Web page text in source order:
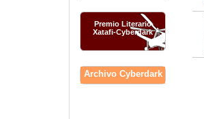
Premio Literario
Xatafi-Cyberdark
Archivo Cyberdark